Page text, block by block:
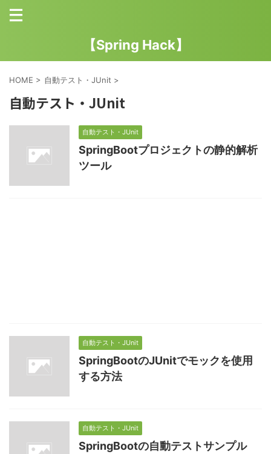
【Spring Hack】
HOME > 自動テスト・JUnit >
自動テスト・JUnit
自動テスト・JUnit
SpringBootプロジェクトの静的解析
ツール
自動テスト・JUnit
SpringBootのJUnitでモックを使用
する方法
自動テスト・JUnit
SpringBootの自動テストサンプル